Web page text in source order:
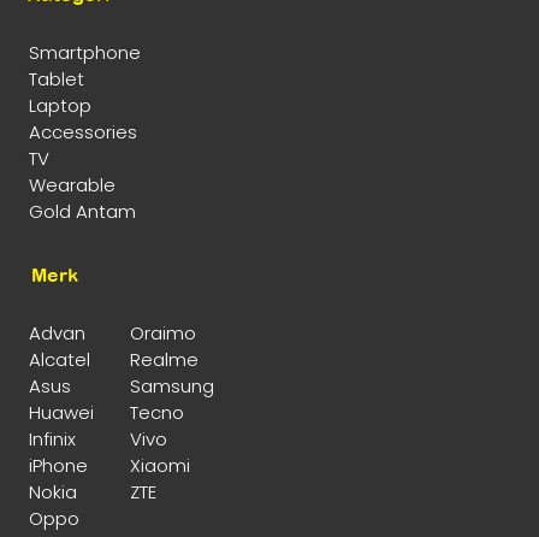
Smartphone
Tablet
Laptop
Accessories
TV
Wearable
Gold Antam
Merk
Advan
Oraimo
Alcatel
Realme
Asus
Samsung
Huawei
Tecno
Infinix
Vivo
iPhone
Xiaomi
Nokia
ZTE
Oppo